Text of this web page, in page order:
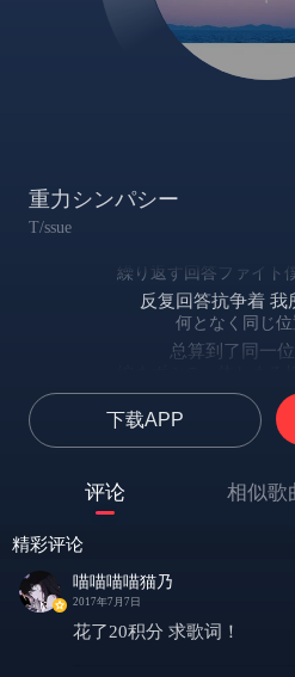
重力シンパシー
T/ssue
繰り返す回答ファイト
反复回答抗争着 我
何となく同じ位
总算到了同一
将彼此作为一团
気分で運感コ
随意地将泛有
泡沫吮去 眼镜一
迷惑は捨ててどこ
下载APP
评论 相似歌
精彩评论
喵喵喵喵猫乃
2017年7月7日
花了20积分 求歌词！